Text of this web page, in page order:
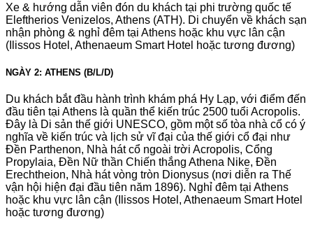
Xe & hướng dẫn viên đón du khách tại phi trường quốc tế
Eleftherios Venizelos, Athens (ATH). Di chuyển về khách sạn
nhận phòng & nghỉ đêm tại Athens hoặc khu vực lân cận
(Ilissos Hotel, Athenaeum Smart Hotel hoặc tương đương)
NGÀY 2: ATHENS (B/L/D)
Du khách bắt đầu hành trình khám phá Hy Lạp, với điểm đến
đầu tiên tại Athens là quần thể kiến trúc 2500 tuổi Acropolis.
Đây là Di sản thế giới UNESCO, gồm một số tòa nhà cổ có ý
nghĩa về kiến ​​trúc và lịch sử vĩ đại của thế giới cổ đại như
Đền Parthenon, Nhà hát cổ ngoài trời Acropolis, Cổng
Propylaia, Đền Nữ thần Chiến thắng Athena Nike, Đền
Erechtheion, Nhà hát vòng tròn Dionysus (nơi diễn ra Thế
vận hội hiện đại đầu tiên năm 1896). Nghỉ đêm tại Athens
hoặc khu vực lân cận (Ilissos Hotel, Athenaeum Smart Hotel
hoặc tương đương)